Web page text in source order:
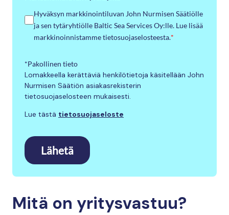
Hyväksyn markkinointiluvan John Nurmisen Säätiölle
ja sen tytäryhtiölle Baltic Sea Services Oy:lle. Lue lisää
markkinoinnistamme tietosuojaselosteesta.*
*Pakollinen tieto
Lomakkeella kerättäviä henkilötietoja käsitellään John
Nurmisen Säätiön asiakasrekisterin
tietosuojaselosteen mukaisesti.
Lue tästä tietosuojaseloste
Lähetä
Mitä on yritysvastuu?